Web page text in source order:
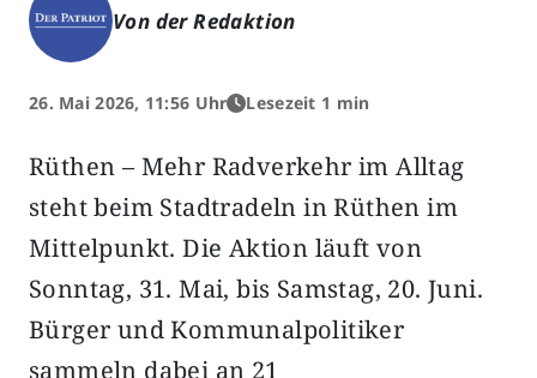
Von der Redaktion
26. Mai 2026, 11:56 Uhr Lesezeit 1 min
Rüthen – Mehr Radverkehr im Alltag
steht beim Stadtradeln in Rüthen im
Mittelpunkt. Die Aktion läuft von
Sonntag, 31. Mai, bis Samstag, 20. Juni.
Bürger und Kommunalpolitiker
sammeln dabei an 21